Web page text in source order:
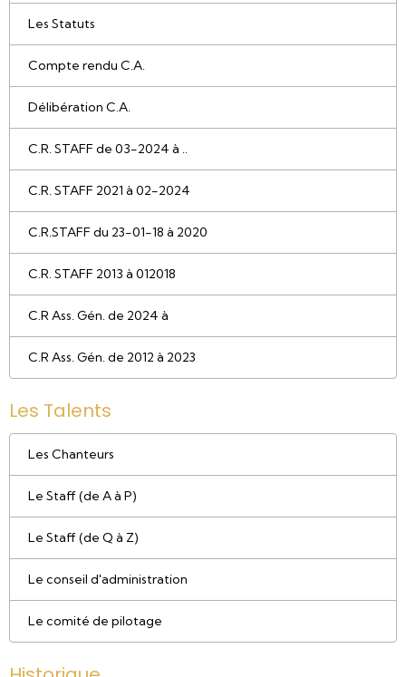
Les Statuts
Compte rendu C.A.
Délibération C.A.
C.R. STAFF de 03-2024 à ..
C.R. STAFF 2021 à 02-2024
C.R.STAFF du 23-01-18 à 2020
C.R. STAFF 2013 à 012018
C.R Ass. Gén. de 2024 à
C.R Ass. Gén. de 2012 à 2023
Les Talents
Les Chanteurs
Le Staff (de A à P)
Le Staff (de Q à Z)
Le conseil d'administration
Le comité de pilotage